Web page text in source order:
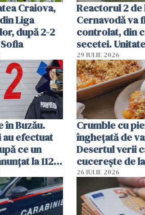
Craiova,
Liga
după 2-2
Reactorul 2 de
Cernavodă va
controlat, din
secetei.
deja oprită
29 IULIE 2026
în Buzău.
efectuat
ce un
la 112
un obiect
Crumble cu
înghețată de
Desertul verii
cucerește de
lingură
26 IULIE 2026